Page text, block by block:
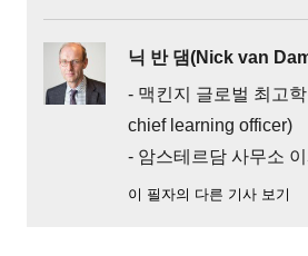
닉 반 댐(Nick van
- 맥킨지 글로벌 최고
chief learning officer)
- 암스테르담 사무소
이 필자의 다른 기사 보기